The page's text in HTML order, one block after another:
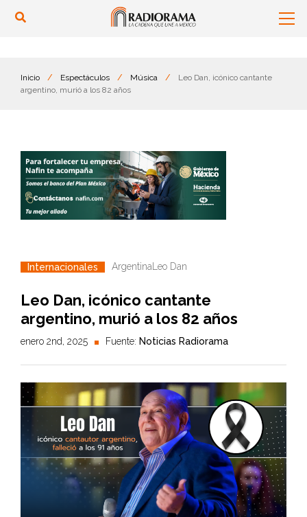
Inicio / Espectáculos / Música /
Leo Dan, icónico cantante
argentino, murió a los 82 años
Internacionales Argentina Leo Dan
Leo Dan, icónico cantante
argentino, murió a los 82 años
enero 2nd, 2025 Fuente: Noticias Radiorama